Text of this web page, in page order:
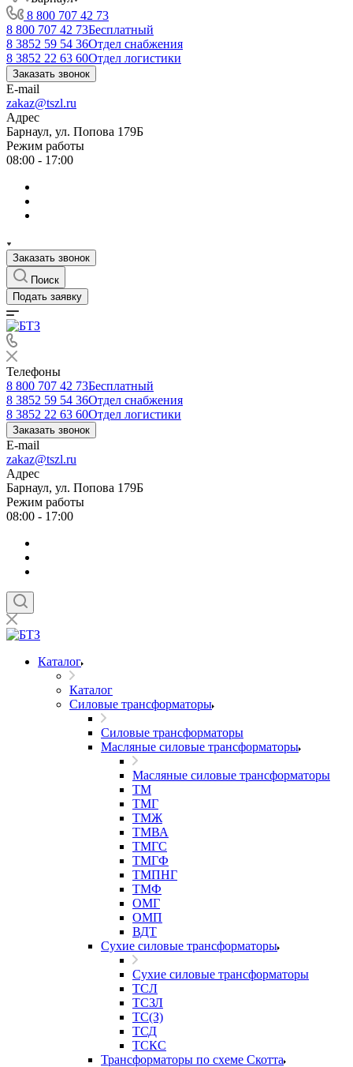
8 800 707 42 73
8 800 707 42 73Бесплатный
8 3852 59 54 36Отдел снабжения
8 3852 22 63 60Отдел логистики
Заказать звонок
E-mail
zakaz@tszl.ru
Адрес
Барнаул, ул. Попова 179Б
Режим работы
08:00 - 17:00
Заказать звонок
Поиск
Подать заявку
Телефоны
8 800 707 42 73Бесплатный
8 3852 59 54 36Отдел снабжения
8 3852 22 63 60Отдел логистики
Заказать звонок
E-mail
zakaz@tszl.ru
Адрес
Барнаул, ул. Попова 179Б
Режим работы
08:00 - 17:00
Каталог
Каталог
Силовые трансформаторы
Силовые трансформаторы
Масляные силовые трансформаторы
Масляные силовые трансформаторы
ТМ
ТМГ
ТМЖ
ТМВА
ТМГС
ТМГФ
ТМПНГ
ТМФ
ОМГ
ОМП
ВДТ
Сухие силовые трансформаторы
Сухие силовые трансформаторы
ТСЛ
ТСЗЛ
ТС(З)
ТСД
ТСКС
Трансформаторы по схеме Скотта